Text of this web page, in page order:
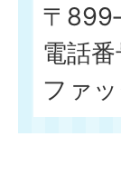
〒
電話
ファ